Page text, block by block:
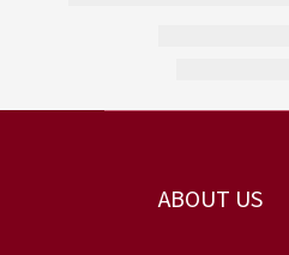
ABOUT US